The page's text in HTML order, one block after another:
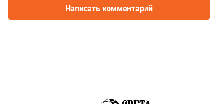
Написать комментарий